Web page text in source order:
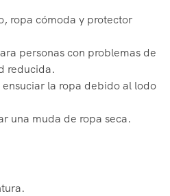
ropa cómoda y protector
personas con problemas de
reducida.
la ropa debido al lodo
una muda de ropa seca.